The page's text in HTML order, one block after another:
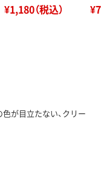
¥1,180（税込）
が目立たない、クリー